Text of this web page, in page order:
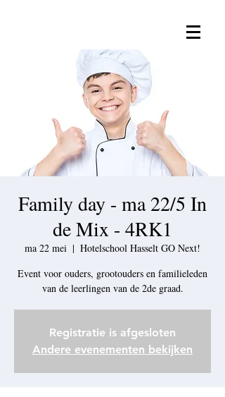
Family day - ma 22/5 In
de Mix - 4RK1
ma 22 mei
  |
Hotelschool Hasselt GO Next!
Event voor ouders, grootouders en familieleden
van de leerlingen van de 2de graad.
Registratie is afgesloten
Andere evenementen bekijken